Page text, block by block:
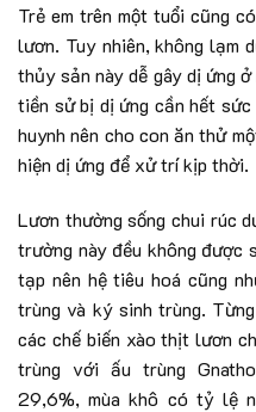
Trẻ em trên một tuổi cũng
lươn. Tuy nhiên, không lạm
thủy sản này dễ gây dị ứng
tiền sử bị dị ứng cần hết
huynh nên cho con ăn thử
hiện dị ứng để xử trí kịp thời.
Lươn thường sống chui rúc
trường này đều không được
tạp nên hệ tiêu hoá cũng
trùng và ký sinh trùng.
các chế biến xào thịt lươn
trùng với ấu trùng
29,6%, mùa khô có tỷ lệ